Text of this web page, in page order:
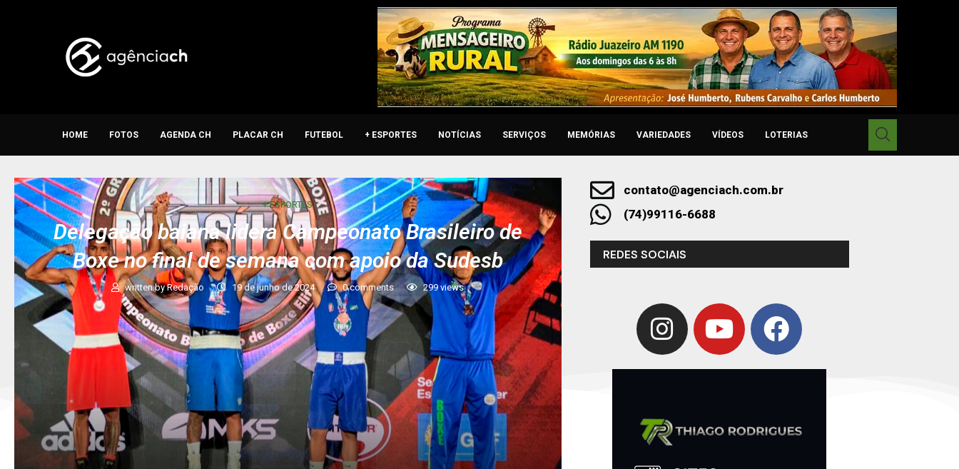
HOME FOTOS AGENDA CH PLACAR CH FUTEBOL + ESPORTES NOTÍCIAS SERVIÇOS MEMÓRIAS VARIEDADES VÍDEOS LOTERIAS
+ ESPORTES
Delegação baiana lidera Campeonato Brasileiro de
Boxe no final de semana com apoio da Sudesb
written byRedação 19 de junho de 2024 0 comments 299views
contato@agenciach.com.br
(74)99116-6688
REDES SOCIAIS